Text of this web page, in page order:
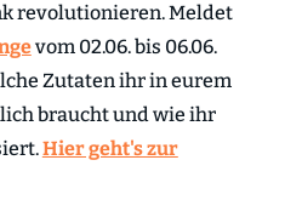
revolutionieren. Meldet
vom 02.06. bis 06.06.
Zutaten ihr in eurem
braucht und wie ihr
Hier geht's zur